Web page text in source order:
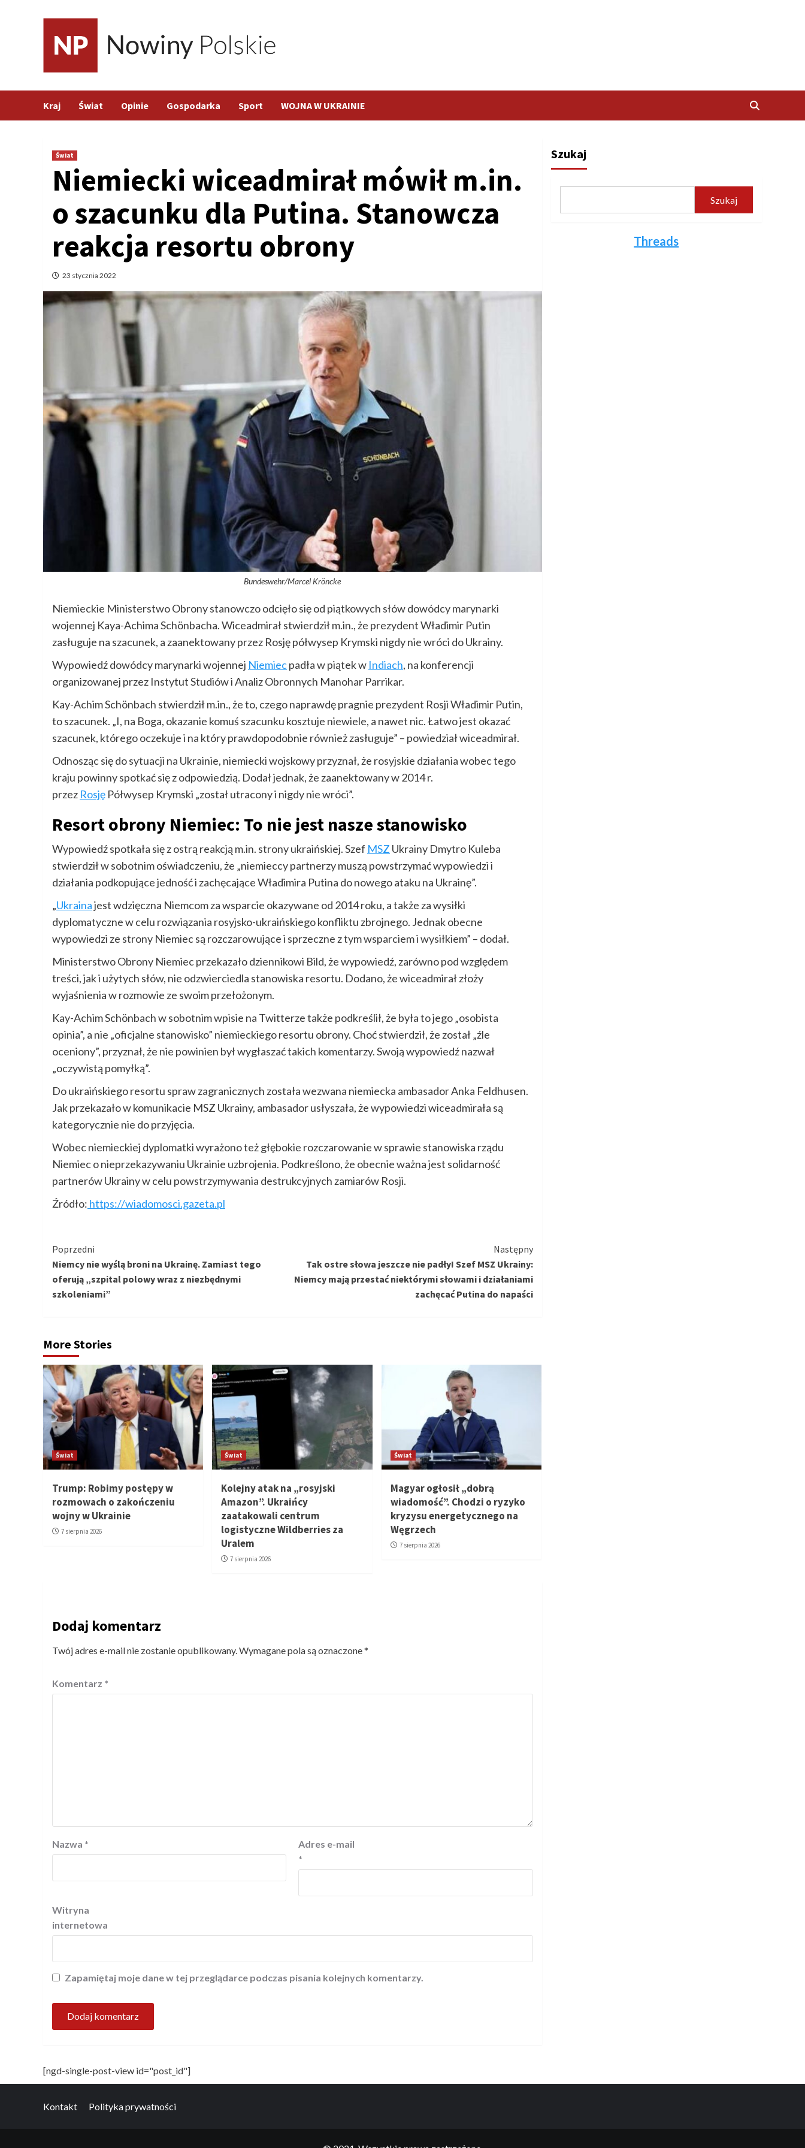
Kraj Świat Opinie Gospodarka Sport WOJNA W UKRAINIE
Świat
Niemiecki wiceadmirał mówił m.in.
o szacunku dla Putina. Stanowcza
reakcja resortu obrony
23 stycznia 2022
Bundeswehr/Marcel Kröncke
Niemieckie Ministerstwo Obrony stanowczo odcięło się od piątkowych słów dowódcy marynarki
wojennej Kaya-Achima Schönbacha. Wiceadmirał stwierdził m.in., że prezydent Władimir Putin
zasługuje na szacunek, a zaanektowany przez Rosję półwysep Krymski nigdy nie wróci do Ukrainy.
Wypowiedź dowódcy marynarki wojennej Niemiecpadła w piątek w Indiach, na konferencji
organizowanej przez Instytut Studiów i Analiz Obronnych Manohar Parrikar.
Kay-Achim Schönbach stwierdził m.in., że to, czego naprawdę pragnie prezydent Rosji Władimir Putin,
to szacunek. „I, na Boga, okazanie komuś szacunku kosztuje niewiele, a nawet nic. Łatwo jest okazać
szacunek, którego oczekuje i na który prawdopodobnie również zasługuje” – powiedział wiceadmirał.
Odnosząc się do sytuacji na Ukrainie, niemiecki wojskowy przyznał, że rosyjskie działania wobec tego
kraju powinny spotkać się z odpowiedzią. Dodał jednak, że zaanektowany w 2014 r.
przez Rosję Półwysep Krymski „został utracony i nigdy nie wróci”.
Resort obrony Niemiec: To nie jest nasze stanowisko
Wypowiedź spotkała się z ostrą reakcją m.in. strony ukraińskiej. Szef MSZ Ukrainy Dmytro Kuleba
stwierdził w sobotnim oświadczeniu, że „niemieccy partnerzy muszą powstrzymać wypowiedzi i
działania podkopujące jedność i zachęcające Władimira Putina do nowego ataku na Ukrainę”.
„Ukrainajest wdzięczna Niemcom za wsparcie okazywane od 2014 roku, a także za wysiłki
dyplomatyczne w celu rozwiązania rosyjsko-ukraińskiego konfliktu zbrojnego. Jednak obecne
wypowiedzi ze strony Niemiec są rozczarowujące i sprzeczne z tym wsparciem i wysiłkiem” – dodał.
Ministerstwo Obrony Niemiec przekazało dziennikowi Bild, że wypowiedź, zarówno pod względem
treści, jak i użytych słów, nie odzwierciedla stanowiska resortu. Dodano, że wiceadmirał złoży
wyjaśnienia w rozmowie ze swoim przełożonym.
Kay-Achim Schönbach w sobotnim wpisie na Twitterze także podkreślił, że była to jego „osobista
opinia”, a nie „oficjalne stanowisko” niemieckiego resortu obrony. Choć stwierdził, że został „źle
oceniony”, przyznał, że nie powinien był wygłaszać takich komentarzy. Swoją wypowiedź nazwał
„oczywistą pomyłką”.
Do ukraińskiego resortu spraw zagranicznych została wezwana niemiecka ambasador Anka Feldhusen.
Jak przekazało w komunikacie MSZ Ukrainy, ambasador usłyszała, że wypowiedzi wiceadmirała są
kategorycznie nie do przyjęcia.
Wobec niemieckiej dyplomatki wyrażono też głębokie rozczarowanie w sprawie stanowiska rządu
Niemiec o nieprzekazywaniu Ukrainie uzbrojenia. Podkreślono, że obecnie ważna jest solidarność
partnerów Ukrainy w celu powstrzymywania destrukcyjnych zamiarów Rosji.
Źródło: https://wiadomosci.gazeta.pl
Kontynuuj
czytanie
Poprzedni
Niemcy nie wyślą broni na Ukrainę. Zamiast tego
oferują „szpital polowy wraz z niezbędnymi
szkoleniami”
Następny
Tak ostre słowa jeszcze nie padły! Szef MSZ Ukrainy:
Niemcy mają przestać niektórymi słowami i działaniami
zachęcać Putina do napaści
More Stories
Świat
Trump: Robimy postępy w
rozmowach o zakończeniu
wojny w Ukrainie
7 sierpnia 2026
Świat
Kolejny atak na „rosyjski
Amazon”. Ukraińcy
zaatakowali centrum
logistyczne Wildberries za
Uralem
7 sierpnia 2026
Świat
Magyar ogłosił „dobrą
wiadomość”. Chodzi o ryzyko
kryzysu energetycznego na
Węgrzech
7 sierpnia 2026
Dodaj komentarz
Twój adres e-mail nie zostanie opublikowany.Wymagane pola są oznaczone*
Komentarz *
Nazwa *
Adres e-mail
*
Witryna
internetowa
Zapamiętaj moje dane w tej przeglądarce podczas pisania kolejnych komentarzy.
[ngd-single-post-view id="post_id"]
Szukaj
Szukaj
Threads
Kontakt Polityka prywatności